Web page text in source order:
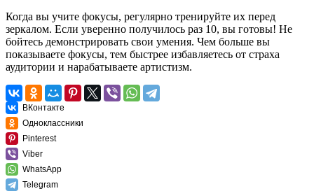
Когда вы учите фокусы, регулярно тренируйте их перед
зеркалом. Если уверенно получилось раз 10, вы готовы! Не
бойтесь демонстрировать свои умения. Чем больше вы
показываете фокусы, тем быстрее избавляетесь от страха
аудитории и нарабатываете артистизм.
ВКонтакте
Одноклассники
Pinterest
Viber
WhatsApp
Telegram